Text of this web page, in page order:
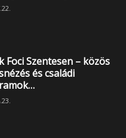
Foci Szentesen – közös
és családi